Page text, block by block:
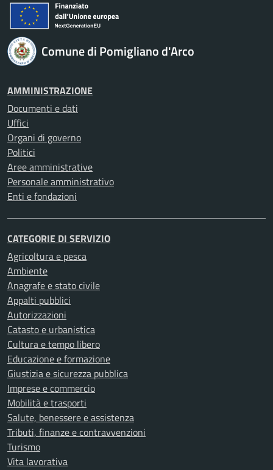
Comune di Pomigliano d'Arco
AMMINISTRAZIONE
Documenti e dati
Uffici
Organi di governo
Politici
Aree amministrative
Personale amministrativo
Enti e fondazioni
CATEGORIE DI SERVIZIO
Agricoltura e pesca
Ambiente
Anagrafe e stato civile
Appalti pubblici
Autorizzazioni
Catasto e urbanistica
Cultura e tempo libero
Educazione e formazione
Giustizia e sicurezza pubblica
Imprese e commercio
Mobilità e trasporti
Salute, benessere e assistenza
Tributi, finanze e contravvenzioni
Turismo
Vita lavorativa